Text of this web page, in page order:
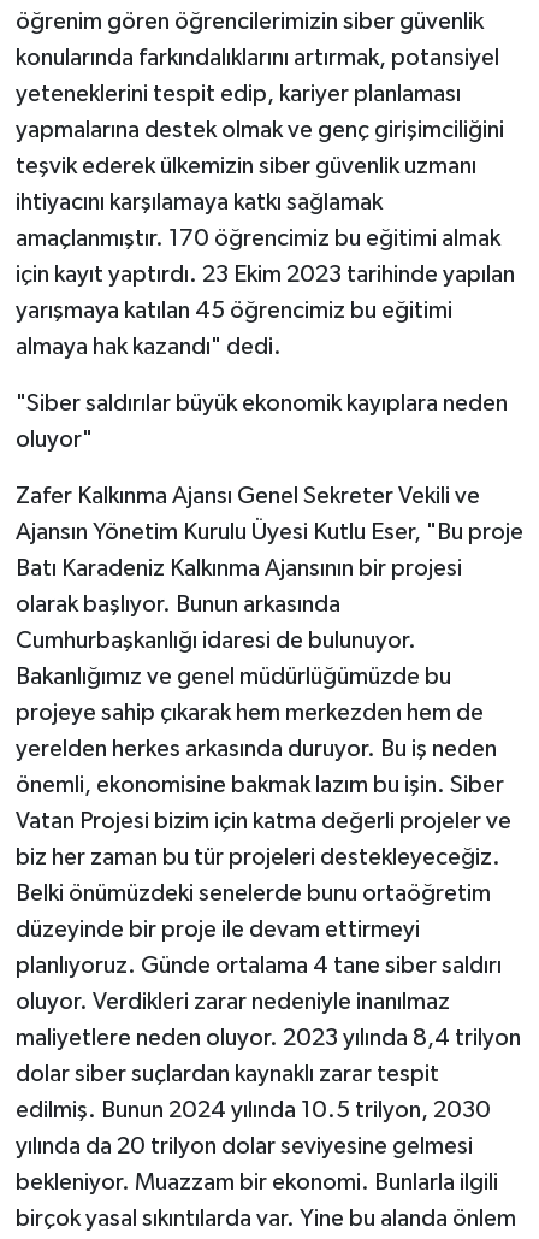
öğrenim gören öğrencilerimizin siber güvenlik
konularında farkındalıklarını artırmak, potansiyel
yeteneklerini tespit edip, kariyer planlaması
yapmalarına destek olmak ve genç girişimciliğini
teşvik ederek ülkemizin siber güvenlik uzmanı
ihtiyacını karşılamaya katkı sağlamak
amaçlanmıştır. 170 öğrencimiz bu eğitimi almak
için kayıt yaptırdı. 23 Ekim 2023 tarihinde yapılan
yarışmaya katılan 45 öğrencimiz bu eğitimi
almaya hak kazandı" dedi.
"Siber saldırılar büyük ekonomik kayıplara neden
oluyor"
Zafer Kalkınma Ajansı Genel Sekreter Vekili ve
Ajansın Yönetim Kurulu Üyesi Kutlu Eser, "Bu proje
Batı Karadeniz Kalkınma Ajansının bir projesi
olarak başlıyor. Bunun arkasında
Cumhurbaşkanlığı idaresi de bulunuyor.
Bakanlığımız ve genel müdürlüğümüzde bu
projeye sahip çıkarak hem merkezden hem de
yerelden herkes arkasında duruyor. Bu iş neden
önemli, ekonomisine bakmak lazım bu işin. Siber
Vatan Projesi bizim için katma değerli projeler ve
biz her zaman bu tür projeleri destekleyeceğiz.
Belki önümüzdeki senelerde bunu ortaöğretim
düzeyinde bir proje ile devam ettirmeyi
planlıyoruz. Günde ortalama 4 tane siber saldırı
oluyor. Verdikleri zarar nedeniyle inanılmaz
maliyetlere neden oluyor. 2023 yılında 8,4 trilyon
dolar siber suçlardan kaynaklı zarar tespit
edilmiş. Bunun 2024 yılında 10.5 trilyon, 2030
yılında da 20 trilyon dolar seviyesine gelmesi
bekleniyor. Muazzam bir ekonomi. Bunlarla ilgili
birçok yasal sıkıntılarda var. Yine bu alanda önlem